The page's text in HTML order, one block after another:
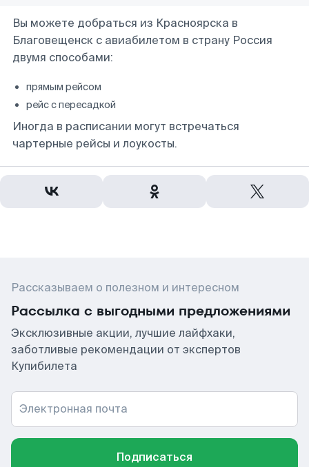
Вы можете добраться из Красноярска в
Благовещенск с авиабилетом в страну Россия
двумя способами:
прямым рейсом
рейс с пересадкой
Иногда в расписании могут встречаться
чартерные рейсы и лоукосты.
Рассказываем о полезном и интересном
Рассылка с выгодными предложениями
Эксклюзивные акции, лучшие лайфхаки,
заботливые рекомендации от экспертов
Купибилета
Электронная почта
Подписаться